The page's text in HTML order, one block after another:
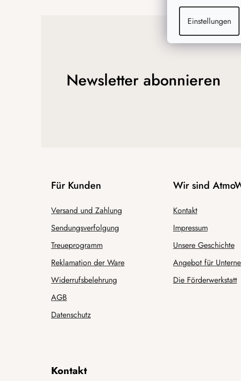
Einstellungen
Newsletter abonnieren
Für Kunden
Versand und Zahlung
Sendungsverfolgung
Treueprogramm
Reklamation der Ware
Widerrufsbelehrung
AGB
Datenschutz
Wir sind
Kontakt
Impressum
Unsere Geschichte
Angebot für
Die Förderwerkstatt
Kontakt